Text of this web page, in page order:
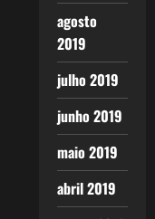
agosto
2019
julho 2019
junho 2019
maio 2019
abril 2019